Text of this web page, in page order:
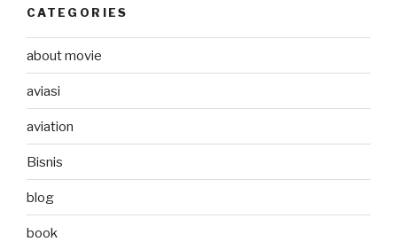
CATEGORIES
about movie
aviasi
aviation
Bisnis
blog
book